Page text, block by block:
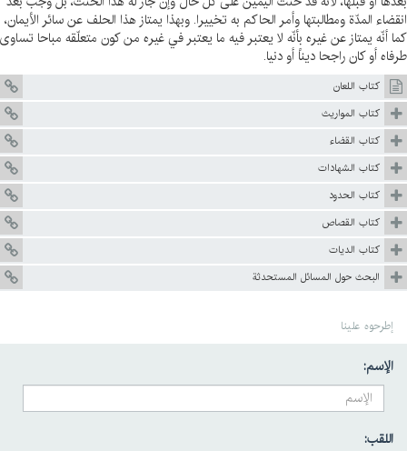
انقضاء المدّة ومطالبتها وأمر الحاكم به تخييرا. وبهذا يمتاز هذا الحلف عن سائر الأيمان،
كما أنّه يمتاز عن غيره بأنّه لا يعتبر فيه ما يعتبر في غيره من كون متعلّقه مباحا تساوى
طرفاه أو كان راجحا ديناً أو دنيا.
كتاب اللعان
كتاب المواريث
كتاب القضاء
كتاب الشهادات
كتاب الحدود
كتاب القصاص
كتاب الديات
البحث حول المسائل المستحدثة
إطرحوه علينا
الإسم:
اللقب: